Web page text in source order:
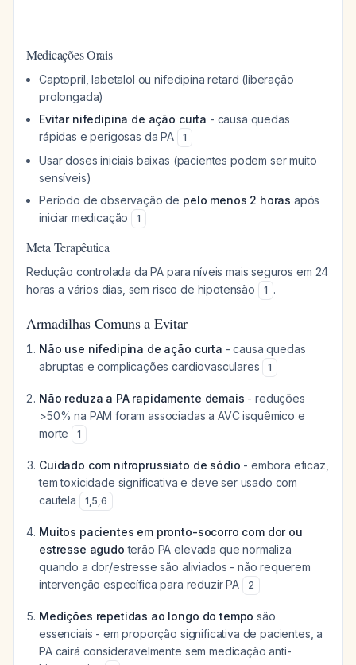
Medicações Orais
Captopril, labetalol ou nifedipina retard (liberação
prolongada)
Evitar nifedipina de ação curta - causa quedas
rápidas e perigosas da PA
1
Usar doses iniciais baixas (pacientes podem ser muito
sensíveis)
Período de observação de pelo menos 2 horas após
iniciar medicação
1
Meta Terapêutica
Redução controlada da PA para níveis mais seguros em 24
horas a vários dias, sem risco de hipotensão
1 .
Armadilhas Comuns a Evitar
Não use nifedipina de ação curta - causa quedas
abruptas e complicações cardiovasculares
1
Não reduza a PA rapidamente demais - reduções
>50% na PAM foram associadas a AVC isquêmico e
morte
1
Cuidado com nitroprussiato de sódio - embora eficaz,
tem toxicidade significativa e deve ser usado com
cautela
1,5,6
Muitos pacientes em pronto-socorro com dor ou
estresse agudo terão PA elevada que normaliza
quando a dor/estresse são aliviados - não requerem
intervenção específica para reduzir PA
2
Medições repetidas ao longo do tempo são
essenciais - em proporção significativa de pacientes, a
PA cairá consideravelmente sem medicação anti-